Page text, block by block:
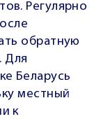
Регулярно
обратную
Для
Беларусь
местный
к